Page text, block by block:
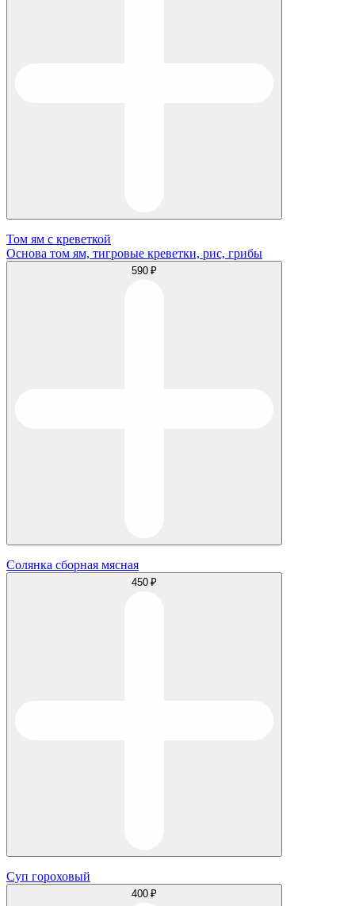
Том ям с креветкой
Основа том ям, тигровые креветки, рис, грибы
590 ₽
Солянка сборная мясная
450 ₽
Суп гороховый
400 ₽